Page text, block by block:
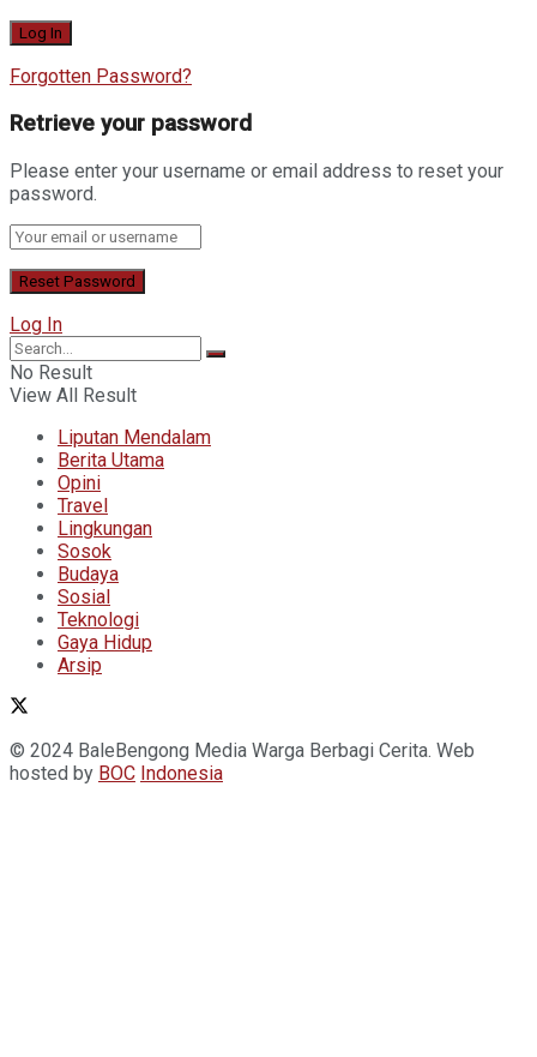
Forgotten Password?
Retrieve your password
Please enter your username or email address to reset your
password.
Log In
No Result
View All Result
Liputan Mendalam
Berita Utama
Opini
Travel
Lingkungan
Sosok
Budaya
Sosial
Teknologi
Gaya Hidup
Arsip
© 2024 BaleBengong Media Warga Berbagi Cerita. Web
hosted by BOC Indonesia